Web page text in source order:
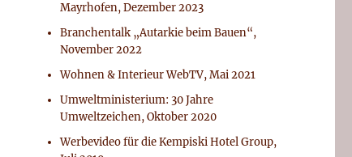
Mayrhofen, Dezember 2023
Branchentalk „Autarkie beim Bauen“,
November 2022
Wohnen & Interieur WebTV, Mai 2021
Umweltministerium: 30 Jahre
Umweltzeichen, Oktober 2020
Werbevideo für die Kempiski Hotel Group,